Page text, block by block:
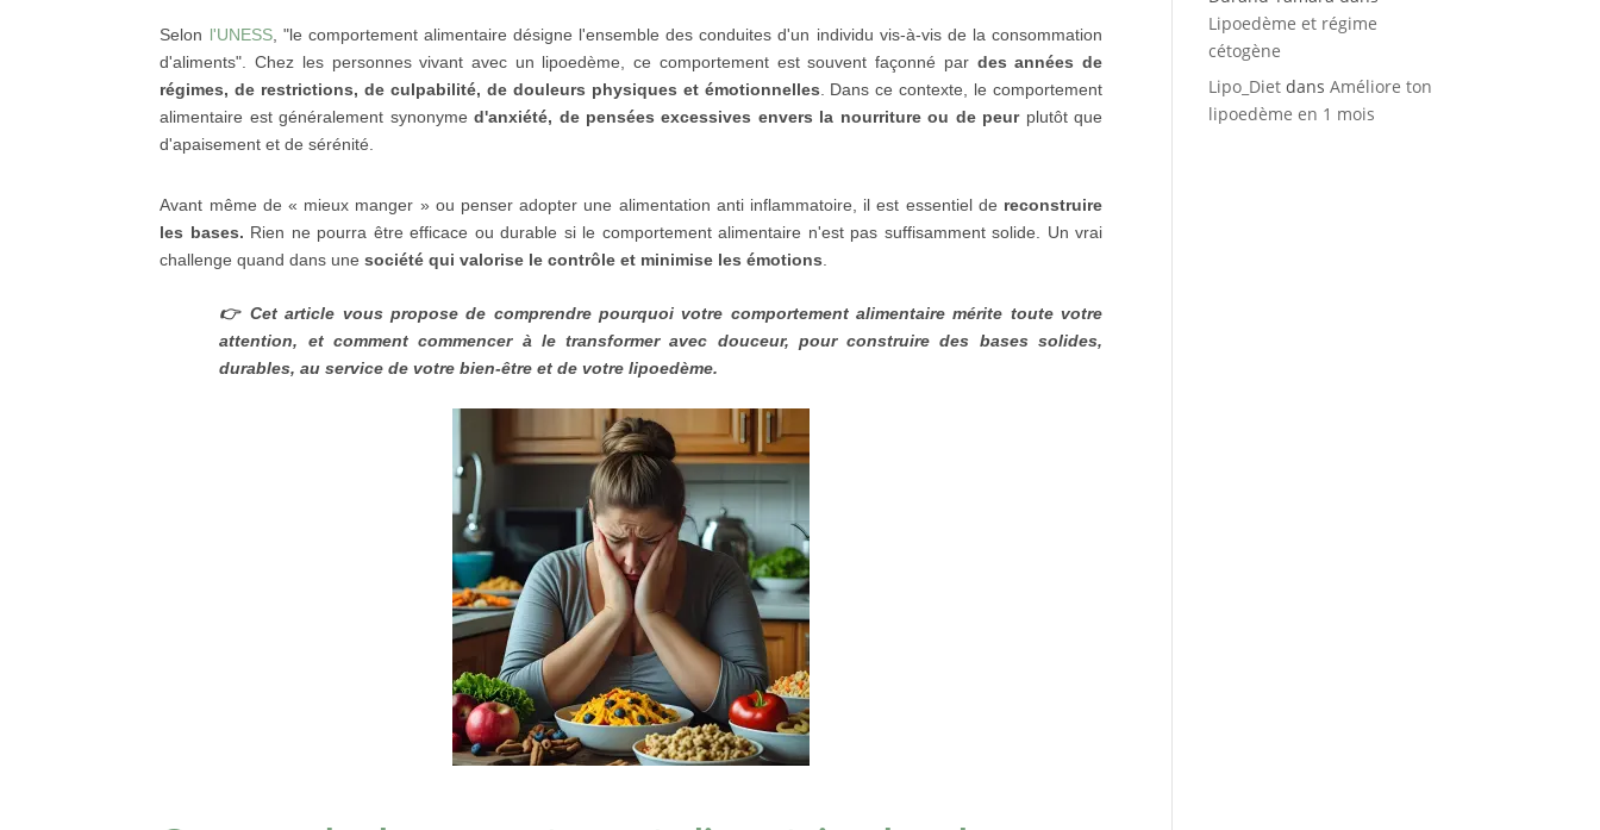
Selon l'UNESS, "le comportement alimentaire désigne l'ensemble des conduites d'un individu vis-à-vis de la consommation
d'aliments".Chez les personnes vivant avec un lipoedème, ce comportement est souvent façonné par des années de
régimes, de restrictions, de culpabilité, de douleurs physiques et émotionnelles . Dans ce contexte, le comportement
alimentaire est généralement synonyme d'anxiété, de pensées excessives envers la nourriture ou de peurplutôt que
d'apaisement et de sérénité.
Avant même de « mieux manger » ou penser adopter une alimentation anti inflammatoire, il est essentiel de reconstruire
les bases. Rien ne pourra être efficace ou durable si le comportement alimentaire n'est pas suffisamment solide. Un vrai
challenge quand dans unesociété qui valorise le contrôle et minimise les émotions
👉 Cet article vous propose de comprendre pourquoi votre comportement alimentaire mérite toute votre
attention, et comment commencer à le transformer avec douceur, pour construire des bases solides,
durables, au service de votre bien-être et de votre lipoedème.
Lipoedème et régime
cétogène
Lipo_Diet dansAméliore ton
lipoedème en 1 mois